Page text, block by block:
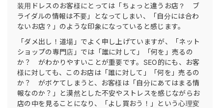
装用ドレスのお客様にとっては「ちょっと違うお店？ ブ
ライダルの情報は不要」となってしまい、「自分には合わ
ないお店？」のような印象になっていると感じます。
「ダメ出し！道場」でよく申し上げていますが、「ネット
ショップの専門店」では「誰に対して」「何を」売るの
か？ がわかりやすいことが重要です。SEO的にも、お客
様に対しても、このお店は「誰に対して」「何を」売るの
か？ がボケてしまうと、お客様は「自分にあてはまる情
報なのか？」と漠然とした不安やストレスを感じながらお
店の中を見ることになり、「よし買おう！」という心理変